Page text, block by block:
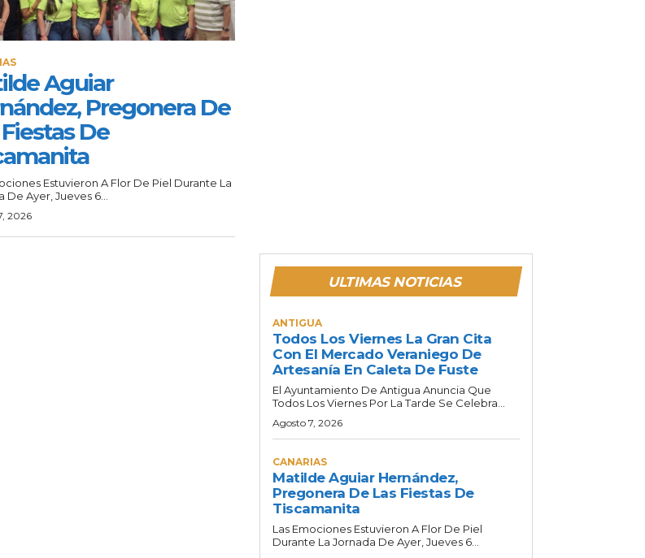
Aguiar
Pregonera De
De
Estuvieron A Flor De Piel Durante La
De Ayer, Jueves 6...
2026
ULTIMAS NOTICIAS
ANTIGUA
Todos Los Viernes La Gran Cita
Con El Mercado Veraniego De
Artesanía En Caleta De Fuste
El Ayuntamiento De Antigua Anuncia Que
Todos Los Viernes Por La Tarde Se Celebra...
Agosto 7, 2026
CANARIAS
Matilde Aguiar Hernández,
Pregonera De Las Fiestas De
Tiscamanita
Las Emociones Estuvieron A Flor De Piel
Durante La Jornada De Ayer, Jueves 6...